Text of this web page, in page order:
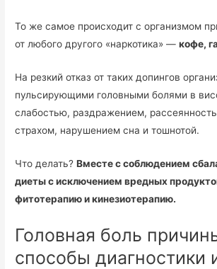
То же самое происходит с организмом
от любого другого «наркотика» —кофе,
На резкий отказ от таких допингов
пульсирующими головными болями в
слабостью, раздражением,
страхом, нарушением сна и тошнотой.
Что делать?Вместе с соблюдением
диеты с исключением вредных
фитотерапию и кинезиотерапию.
Головная боль
способы диагностики